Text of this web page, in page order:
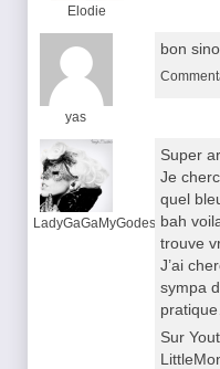
Elodie
yas
bon
LadyGaGaMyGodess
Super
Je
quel
bah
trouve
J’ai
sympa
Sur